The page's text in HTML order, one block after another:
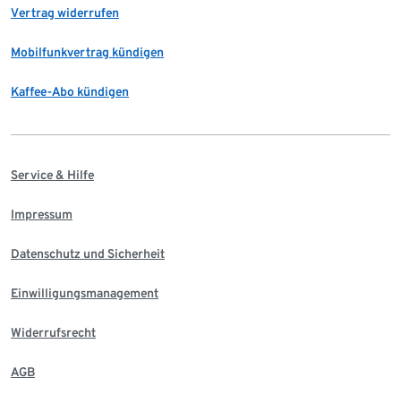
Vertrag widerrufen
Mobilfunkvertrag kündigen
Kaffee-Abo kündigen
Service & Hilfe
Impressum
Datenschutz und Sicherheit
Einwilligungsmanagement
Widerrufsrecht
AGB